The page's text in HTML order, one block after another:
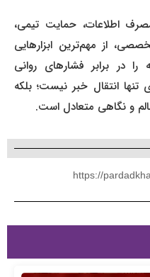
اطلاعات، حمایت تیمی،
از مهم‌ترین ابزارهایی
در برابر فشارهای روانی
انتقال خبر نیست؛ بلکه
و نگاهی متعادل است.
https://